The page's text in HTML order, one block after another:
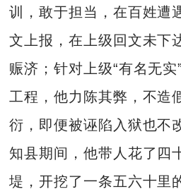
训，敢于担当，在百姓遭
文上报，在上级回文未下
赈济；针对上级“有名无实
工程，他力陈其弊，不造
衍，即便被诬陷入狱也不
知县期间，他带人花了四
堤，开挖了一条五六十里